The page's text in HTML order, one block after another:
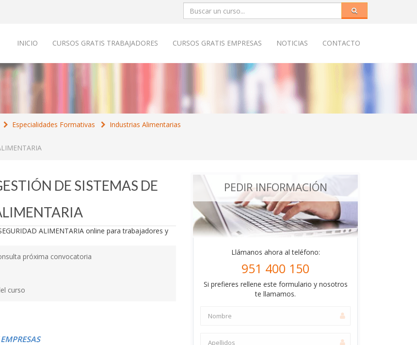
INICIO CURSOS GRATIS TRABAJADORES CURSOS GRATIS EMPRESAS NOTICIAS CONTACTO
Especialidades Formativas Industrias Alimentarias
DE SISTEMAS DE
próxima convocatoria
curso
PEDIR INFORMACIÓN
Llámanos ahora al teléfono:
951 400 150
Si prefieres rellene este formulario y nosotros
te llamamos.